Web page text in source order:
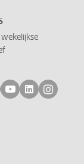
op bluesky
ons op
Volg ons op
Volg ons
Volg
op mastodon